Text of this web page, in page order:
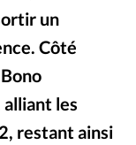
un
Côté
les
restant ainsi